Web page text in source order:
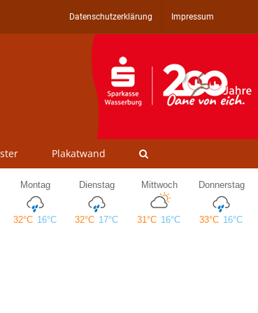
Datenschutzerklärung Impressum
Plakatwand